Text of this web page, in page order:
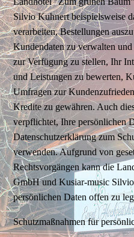
Silvio Kuhnert beispielsweise
verarbeiten, Bestellungen
Kundendaten zu verwalten
zur Verfügung zu stellen, Ihr
und Leistungen zu bewerten,
Umfragen zur
Kredite zu gewähren. Auch
verpflichtet, Ihre persönlichen
Datenschutzerklärung zum
verwenden. Aufgrund von
Rechtsvorgängen kann die
GmbH und Kusiar-music
persönlichen Daten offen zu
Schutzmaßnahmen für